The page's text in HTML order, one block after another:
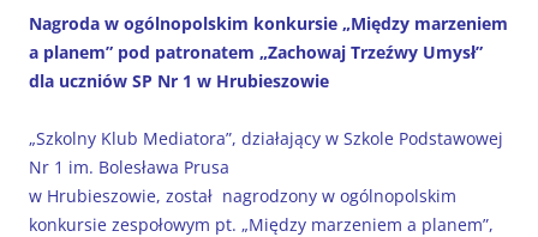
Nagroda w ogólnopolskim konkursie „Między marzeniem
a planem” pod patronatem „Zachowaj Trzeźwy Umysł”
dla uczniów SP Nr 1 w Hrubieszowie
„Szkolny Klub Mediatora”, działający w Szkole Podstawowej
Nr 1 im. Bolesława Prusa
w Hrubieszowie, został nagrodzony w ogólnopolskim
konkursie zespołowym pt. „Między marzeniem a planem”,